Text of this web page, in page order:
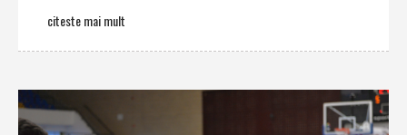
citeste mai mult